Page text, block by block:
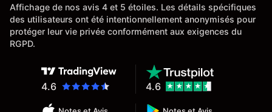
Affichage de nos avis 4 et 5 étoiles. Les détails spécifiques
des utilisateurs ont été intentionnellement anonymisés pour
protéger leur vie privée conformément aux exigences du
RGPD.
4.6 4.6